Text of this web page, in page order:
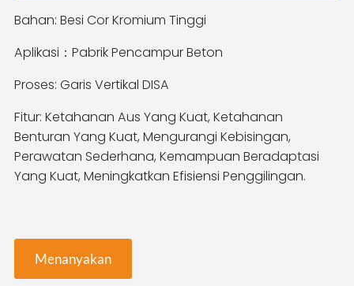
Bahan: Besi Cor Kromium Tinggi
Aplikasi：Pabrik Pencampur Beton
Proses: Garis Vertikal DISA
Fitur: Ketahanan Aus Yang Kuat, Ketahanan
Benturan Yang Kuat, Mengurangi Kebisingan,
Perawatan Sederhana, Kemampuan Beradaptasi
Yang Kuat, Meningkatkan Efisiensi Penggilingan.
Menanyakan